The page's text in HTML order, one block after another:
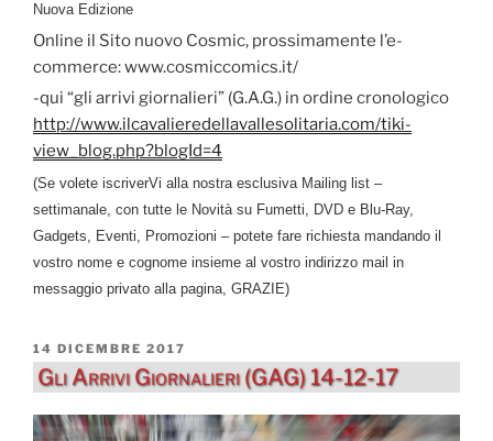
Nuova Edizione
Online il Sito nuovo Cosmic, prossimamente l’e-
commerce: www.cosmiccomics.it/
-qui “gli arrivi giornalieri” (G.A.G.) in ordine cronologico
http://www.ilcavalieredellavallesolitaria.com/tiki-
view_blog.php?blogId=4
(Se volete iscriverVi alla nostra esclusiva Mailing list –
settimanale, con tutte le Novità su Fumetti, DVD e Blu-Ray,
Gadgets, Eventi, Promozioni – potete fare richiesta mandando il
vostro nome e cognome insieme al vostro indirizzo mail in
messaggio privato alla pagina, GRAZIE)
PUBBLICATO
IL
14 DICEMBRE 2017
Gli Arrivi Giornalieri (GAG) 14-12-17